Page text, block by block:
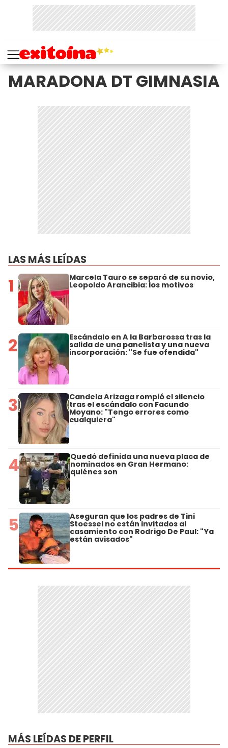
MARADONA DT GIMNASIA
LAS MÁS LEÍDAS
1 Marcela Tauro se separó de su novio,
Leopoldo Arancibia: los motivos
2 Escándalo en A la Barbarossa tras la
salida de una panelista y una nueva
incorporación: "Se fue ofendida"
3 Candela Arizaga rompió el silencio
tras el escándalo con Facundo
Moyano: "Tengo errores como
cualquiera"
4 Quedó definida una nueva placa de
nominados en Gran Hermano:
quiénes son
5 Aseguran que los padres de Tini
Stoessel no están invitados al
casamiento con Rodrigo De Paul: "Ya
están avisados"
MÁS LEÍDAS DE PERFIL